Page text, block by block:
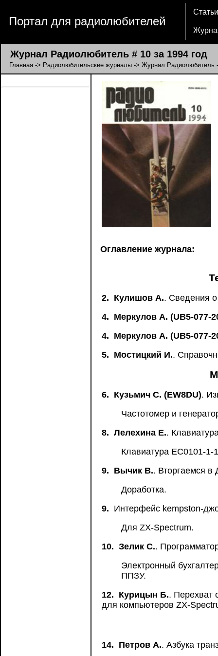
Портал для радиолюбителей
Статьи
Журнал Радиолюбитель # 10 за 1994 год
Главная -> Радиолюбительские журналы -> Журнал Радиолюбитель
Оглавление журнала:
2. Кулишов А.. Сведения
4. Меркулов А. (UB5-077-
4. Меркулов А. (UB5-077-
5. Мостицкий И..
6. Кузьмич С. (EW8DU).
Частотомер и
8. Лелехина Е..
Клавиатура EC0101-
9. Вычик В.. Вторгаемся в
Доработка.
9. Интерфейс kempston-
Для ZX-Spectrum.
10. Зелик С..
Электронный
ППЗУ.
12. Курицын Б.. Перехват
для компьютеров ZX-
14. Петров А.. Азбука